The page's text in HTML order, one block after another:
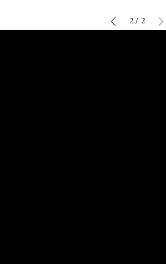
2 / 2